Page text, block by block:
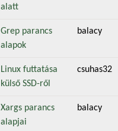
alatt
Grep parancs
alapok
balacy
Linux futtatása
külső SSD-ről
csuhas32
Xargs parancs
alapjai
balacy